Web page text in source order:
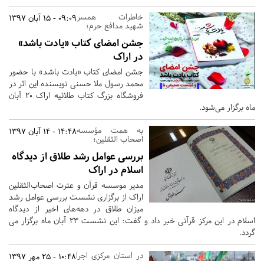
09:09 - 15 آبان 1397 خاطرات همسر
شهید مدافع حرم؛
جشن امضای کتاب «یادت باشد»
در اراک
جشن امضای کتاب «یادت باشد» با حضور
محمد رسول ملا حسنی نویسنده این اثر در
فروشگاه بزرگ کتاب طلائیه اراک 20 آبان
ماه برگزار می‌شود.
14:48 - 14 آبان 1397به همت مؤسسه
اصحاب الثقلین؛
بررسی عوامل رشد طلاق از دیدگاه
اسلام در اراک
مدیر موسسه قرآن و عترت اصحاب‌الثقلین
اراک از برگزاری نشست بررسی عوامل رشد
میزان طلاق در دهه‌های اخیر از دیدگاه
اسلام در این مرکز قرآنی خبر داد و گفت: این نشست 23 آبان ماه برگزار می
گردد.
10:48 - 25 مهر 1397در استان مرکزی اجرا